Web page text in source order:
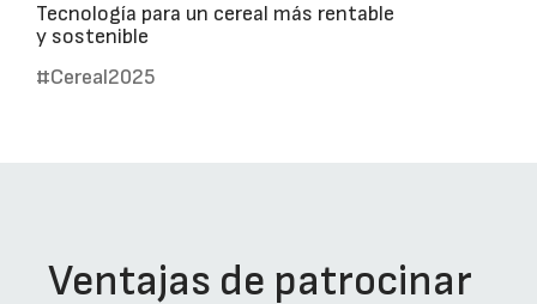
Tecnología para un cereal más rentable
y sostenible
#Cereal2025
Ventajas de patrocinar